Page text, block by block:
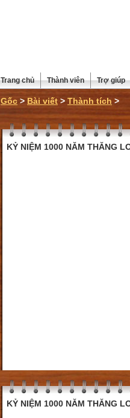
Trang chủ Thành viên Trợ giúp
Gốc > Bài viết > Thành tích >
KỶ NIỆM 1000 NĂM THĂNG
KỶ NIỆM 1000 NĂM THĂNG